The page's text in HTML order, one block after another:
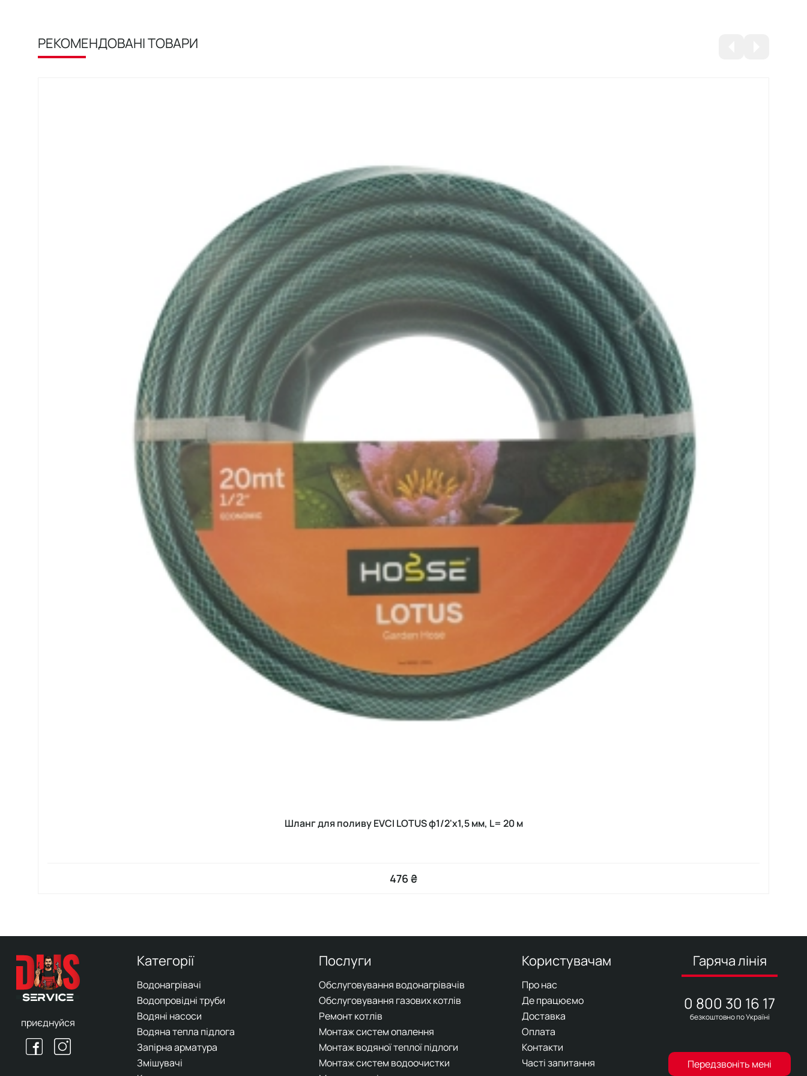
РЕКОМЕНДОВАНІ ТОВАРИ
Шланг для поливу EVCI LOTUS ф1/2'x1,5 мм, L= 20 м
476 ₴
приєднуйся
Категорії
Водонагрівачі
Водопровідні труби
Водяні насоси
Водяна тепла підлога
Запірна арматура
Змішувачі
Послуги
Обслуговування водонагрівачів
Обслуговування газових котлів
Ремонт котлів
Монтаж систем опалення
Монтаж водяної теплої підлоги
Монтаж систем водоочистки
Користувачам
Про нас
Де працюємо
Доставка
Оплата
Контакти
Часті запитання
Гаряча лінія
0 800 30 16 17
безкоштовно по Україні
Передзвоніть мені